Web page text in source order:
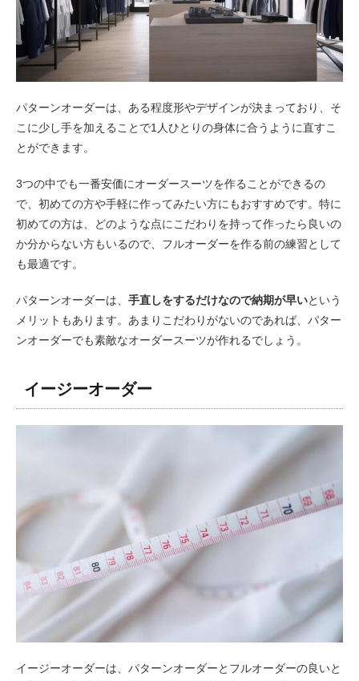
パターンオーダーは、ある程度形やデザインが決まっており、そ
こに少し手を加えることで1人ひとりの身体に合うように直すこ
とができます。
3つの中でも一番安価にオーダースーツを作ることができるの
で、初めての方や手軽に作ってみたい方にもおすすめです。特に
初めての方は、どのような点にこだわりを持って作ったら良いの
か分からない方もいるので、フルオーダーを作る前の練習として
も最適です。
パターンオーダーは、 手直しをするだけなので納期が早いという
メリットもあります。あまりこだわりがないのであれば、パター
ンオーダーでも素敵なオーダースーツが作れるでしょう。
イージーオーダー
イージーオーダーは、パターンオーダーとフルオーダーの良いと